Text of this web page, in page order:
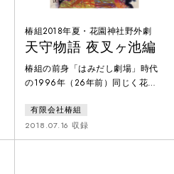
椿組2018年夏・花園神社野外劇
天守物語 夜叉ヶ池編
椿組の前身「はみだし劇場」時代
の1996年（26年前）同じく花園
し、泉鏡花物お得意の花組芝居の
加納幸和が演出したスペクタクル
編。小劇場界の強者が集い魑魅魍
有限会社椿組
2018.07.16 収録